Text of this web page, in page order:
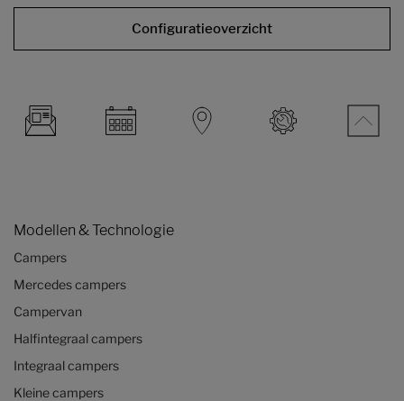
Configuratieoverzicht
Modellen & Technologie
Campers
Mercedes campers
Campervan
Halfintegraal campers
Integraal campers
Kleine campers